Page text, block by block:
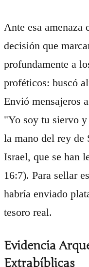
Ante esa
decisión que
profundamente a
proféticos: buscó
Envió mensajeros
"Yo soy tu siervo
la mano del rey de
Israel, que se han
16:7). Para sellar
habría enviado
tesoro real.
Evidencia
Extrabíblicas